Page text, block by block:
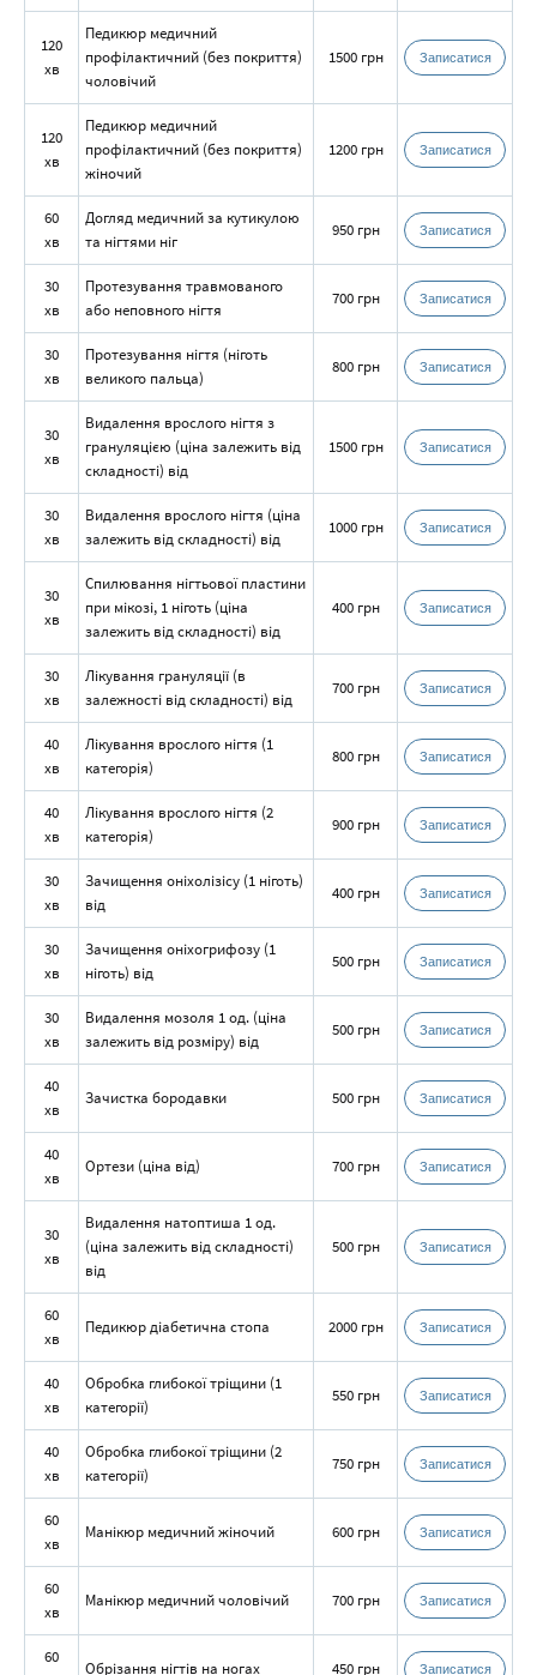
120
хв
Педикюр медичний
профілактичний (без покриття)
чоловічий
1500 грн Записатися
120
хв
Педикюр медичний
профілактичний (без покриття)
жіночий
1200 грн Записатися
60
хв
Догляд медичний за кутикулою
та нігтями ніг
950 грн Записатися
30
хв
Протезування травмованого
або неповного нігтя
700 грн Записатися
30
хв
Протезування нігтя (ніготь
великого пальца)
800 грн Записатися
30
хв
Видалення врослого нігтя з
грануляцією (ціна залежить від
складності) від
1500 грн Записатися
30
хв
Видалення врослого нігтя (ціна
залежить від складності) від
1000 грн Записатися
30
хв
Спилювання нігтьової пластини
при мікозі, 1 ніготь (ціна
залежить від складності) від
400 грн Записатися
30
хв
Лікування грануляції (в
залежності від складності) від
700 грн Записатися
40
хв
Лікування врослого нігтя (1
категорія)
800 грн Записатися
40
хв
Лікування врослого нігтя (2
категорія)
900 грн Записатися
30
хв
Зачищення оніхолізісу (1 ніготь)
від
400 грн Записатися
30
хв
Зачищення оніхогрифозу (1
ніготь) від
500 грн Записатися
30
хв
Видалення мозоля 1 од. (ціна
залежить від розміру) від
500 грн Записатися
40
хв
Зачистка бородавки 500 грн Записатися
40
хв
Ортези (ціна від) 700 грн Записатися
30
хв
Видалення натоптиша 1 од.
(ціна залежить від складності)
від
500 грн Записатися
60
хв
Педикюр діабетична стопа 2000 грн Записатися
40
хв
Обробка глибокої тріщини (1
категорії)
550 грн Записатися
40
хв
Обробка глибокої тріщини (2
категорії)
750 грн Записатися
60
хв
Манікюр медичний жіночий 600 грн Записатися
60
хв
Манікюр медичний чоловічий 700 грн Записатися
60
Обрізання нігтів на ногах 450 грн Записатися